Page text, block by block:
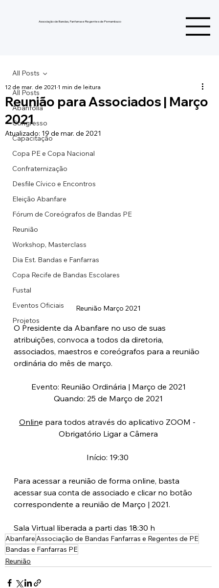
Associação de Bandas, Fanfarras e Regentes de Pernambuco
All Posts
Abanfolia
Congresso
Capacitação
Copa PE e Copa Nacional
Confraternização
Desfile Cívico e Encontros
Eleição Abanfare
Fórum de Coreógrafos de Bandas PE
Reunião
Workshop, Masterclass
Dia Est. Bandas e Fanfarras
Copa Recife de Bandas Escolares
Fustal
Eventos Oficiais
Projetos
All Posts
Reunião para Associados | Março
2021
12 de mar. de 20211 min de leitura
Atualizado: 19 de mar. de 2021
Reunião Março 2021
O Presidente da Abanfare no uso de suas
atribuições, convoca a todos da diretoria,
associados, maestros e coreógrafos para a reunião
ordinária do mês de março.
Evento: Reunião Ordinária | Março de 2021
Quando: 25 de Março de 2021
Online para todos através do aplicativo ZOOM -
Obrigatório Ligar a Câmera
Início: 19:30
Para acessar a reunião de forma online, basta
acessar sua conta de associado e clicar no botão
correspondente a reunião de Março | 2021.
Sala Virtual liberada a parti das 18:30 h
Abanfare Associação de Bandas Fanfarras e Regentes de PE
Bandas e Fanfarras PE
Reunião